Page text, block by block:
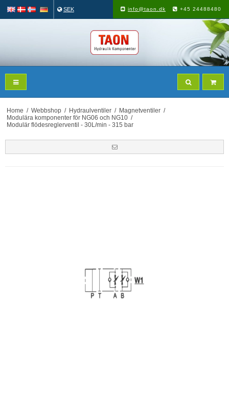
SEK info@taon.dk +45 24488480
Home / Webbshop / Hydraulventiler / Magnetventiler /
Modulära komponenter för NG06 och NG10 /
Modulär flödesreglerventil - 30L/min - 315 bar